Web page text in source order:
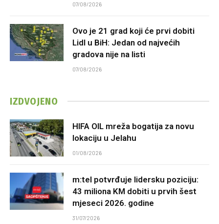
07/08/2026
Ovo je 21 grad koji će prvi dobiti
Lidl u BiH: Jedan od najvećih
gradova nije na listi
07/08/2026
IZDVOJENO
HIFA OIL mreža bogatija za novu
lokaciju u Jelahu
01/08/2026
m:tel potvrđuje lidersku poziciju:
43 miliona KM dobiti u prvih šest
mjeseci 2026. godine
31/07/2026